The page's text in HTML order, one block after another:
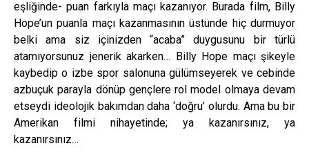
eşliğinde- puan farkıyla maçı kazanıyor. Burada film, Billy
Hope’un puanla maçı kazanmasının üstünde hiç durmuyor
belki ama siz içinizden “acaba” duygusunu bir türlü
atamıyorsunuz jenerik akarken… Billy Hope maçı şikeyle
kaybedip o izbe spor salonuna gülümseyerek ve cebinde
azbuçuk parayla dönüp gençlere rol model olmaya devam
etseydi ideolojik bakımdan daha ‘doğru’ olurdu. Ama bu bir
Amerikan filmi nihayetinde; ya kazanırsınız, ya
kazanırsınız…